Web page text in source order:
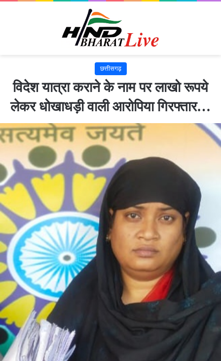
छत्तीसगढ़
विदेश यात्रा कराने के नाम पर लाखो रूपये
लेकर धोखाधड़ी वाली आरोपिया गिरफ्तार…